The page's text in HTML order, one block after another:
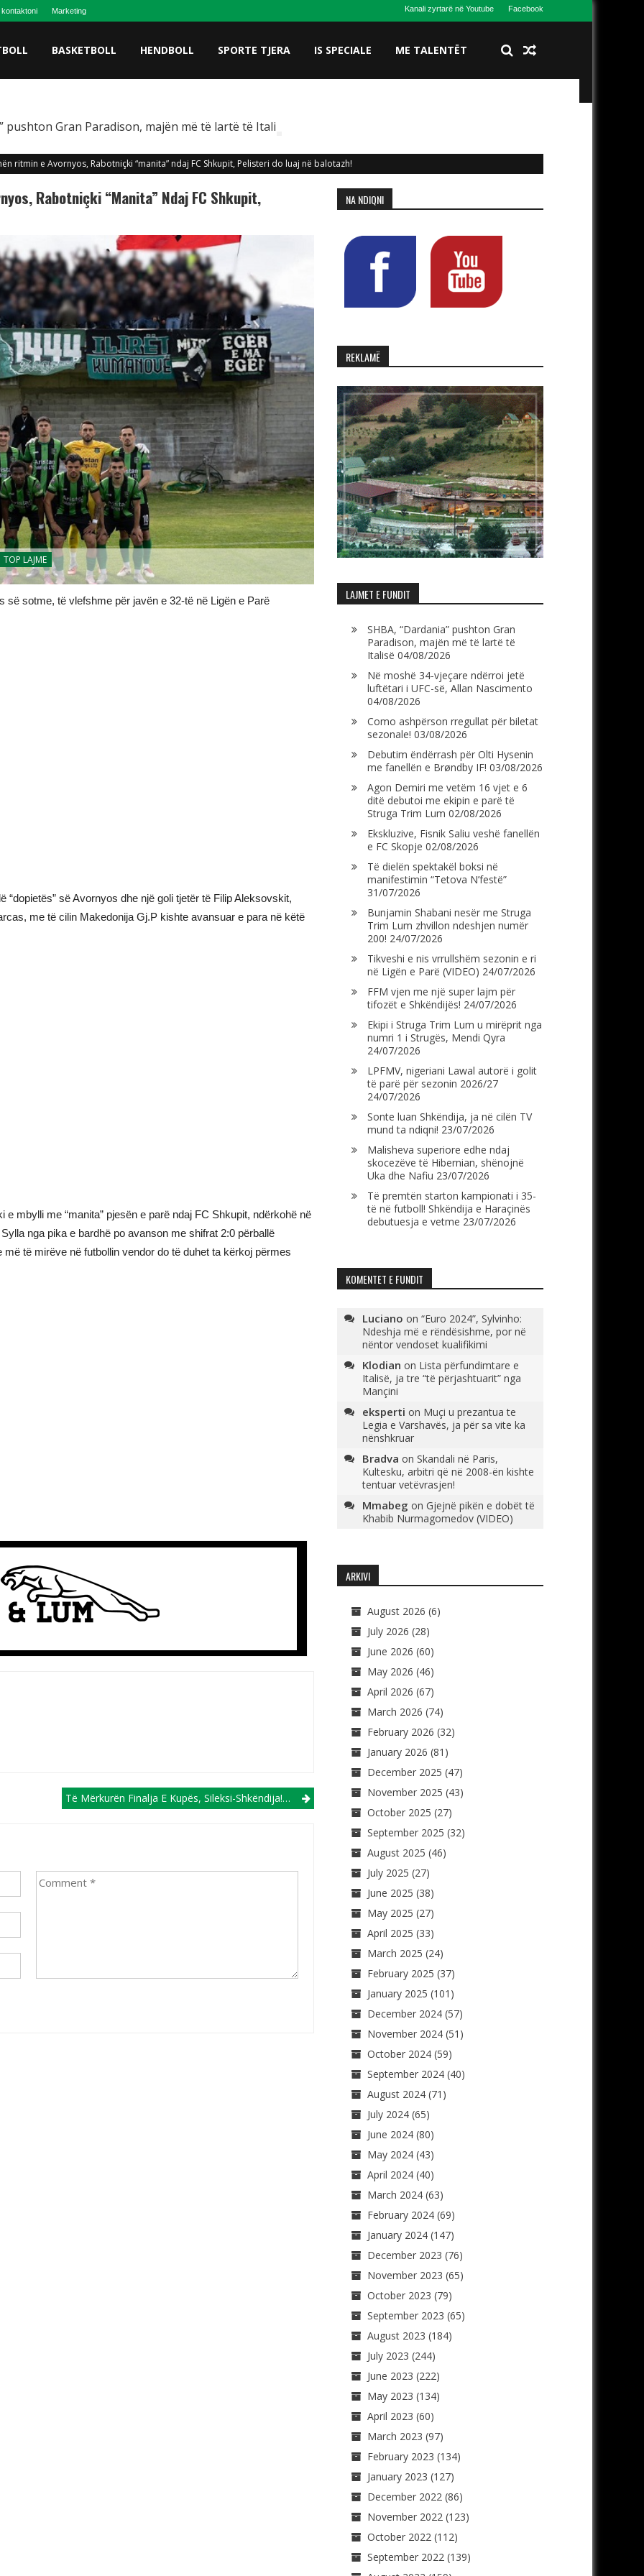
kontaktoni Marketing Kanali zyrtarë në Youtube Facebook
BASKETBOLL HENDBOLL SPORTE TJERA IS SPECIALE ME TALENTËT
pushton Gran Paradison, majën më të lartë të Italisë
ritmin e Avornyos, Rabotniçki “manita” ndaj FC Shkupit, Pelisteri do luaj në balotazh!
Rabotniçki “manita” Ndaj FC Shkupit,
TOP LAJME
së sotme, të vlefshme për javën e 32-të në Ligën e Parë
së Avornyos dhe një goli tjetër të Filip Aleksovskit,
me të cilin Makedonija Gj.P kishte avansuar e para në këtë
mbylli me “manita” pjesën e parë ndaj FC Shkupit, ndërkohë në
nga pika e bardhë po avanson me shifrat 2:0 përballë
të mirëve në futbollin vendor do të duhet ta kërkoj përmes
Të Mërkurën Finalja E Kupës, Sileksi-Shkëndija! Ja Ku Mund Ti Gjeni Biletat
NA NDIQNI
REKLAMË
LAJMET E FUNDIT
SHBA, “Dardania” pushton Gran
Paradison, majën më të lartë të
Italisë 04/08/2026
Në moshë 34-vjeçare ndërroi jetë
luftëtari i UFC-së, Allan Nascimento
04/08/2026
Como ashpërson rregullat për biletat
sezonale! 03/08/2026
Debutim ëndërrash për Olti Hysenin
me fanellën e Brøndby IF! 03/08/2026
Agon Demiri me vetëm 16 vjet e 6
ditë debutoi me ekipin e parë të
Struga Trim Lum 02/08/2026
Ekskluzive, Fisnik Saliu veshë fanellën
e FC Skopje 02/08/2026
Të dielën spektakël boksi në
manifestimin “Tetova N’festë”
31/07/2026
Bunjamin Shabani nesër me Struga
Trim Lum zhvillon ndeshjen numër
200! 24/07/2026
Tikveshi e nis vrrullshëm sezonin e ri
në Ligën e Parë (VIDEO) 24/07/2026
FFM vjen me një super lajm për
tifozët e Shkëndijës! 24/07/2026
Ekipi i Struga Trim Lum u mirëprit nga
numri 1 i Strugës, Mendi Qyra
24/07/2026
LPFMV, nigeriani Lawal autorë i golit
të parë për sezonin 2026/27
24/07/2026
Sonte luan Shkëndija, ja në cilën TV
mund ta ndiqni! 23/07/2026
Malisheva superiore edhe ndaj
skocezëve të Hibernian, shënojnë
Uka dhe Nafiu 23/07/2026
Të premtën starton kampionati i 35-
të në futboll! Shkëndija e Haraçinës
debutuesja e vetme 23/07/2026
KOMENTET E FUNDIT
Luciano on “Euro 2024”, Sylvinho:
Ndeshja më e rëndësishme, por në
nëntor vendoset kualifikimi
Klodian on Lista përfundimtare e
Italisë, ja tre “të përjashtuarit” nga
Mançini
eksperti on Muçi u prezantua te
Legia e Varshavës, ja për sa vite ka
nënshkruar
Bradva on Skandali në Paris,
Kultesku, arbitri që në 2008-ën kishte
tentuar vetëvrasjen!
Mmabeg on Gjejnë pikën e dobët të
Khabib Nurmagomedov (VIDEO)
ARKIVI
August 2026 (6)
July 2026 (28)
June 2026 (60)
May 2026 (46)
April 2026 (67)
March 2026 (74)
February 2026 (32)
January 2026 (81)
December 2025 (47)
November 2025 (43)
October 2025 (27)
September 2025 (32)
August 2025 (46)
July 2025 (27)
June 2025 (38)
May 2025 (27)
April 2025 (33)
March 2025 (24)
February 2025 (37)
January 2025 (101)
December 2024(57)
November 2024(51)
October 2024(59)
September 2024(40)
August 2024(71)
July 2024(65)
June 2024(80)
May 2024(43)
April 2024(40)
March 2024(63)
February 2024(69)
January 2024(147)
December 2023 (76)
November 2023 (65)
October 2023 (79)
September 2023 (65)
August 2023 (184)
July 2023 (244)
June 2023 (222)
May 2023 (134)
April 2023 (60)
March 2023 (97)
February 2023 (134)
January 2023 (127)
December 2022(86)
November 2022(123)
October 2022(112)
September 2022(139)